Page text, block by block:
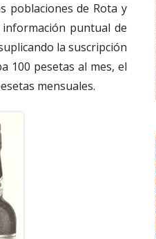
poblaciones de Rota y
puntual de
la suscripción
100 pesetas al mes, el
mensuales.